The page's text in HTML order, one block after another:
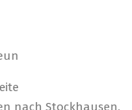
nach Stockhausen.